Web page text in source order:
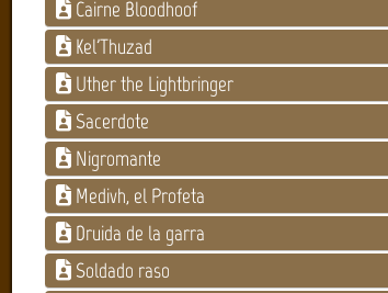
Cairne Bloodhoof
Kel'Thuzad
Uther the Lightbringer
Sacerdote
Nigromante
Medivh, el Profeta
Druida de la garra
Soldado raso